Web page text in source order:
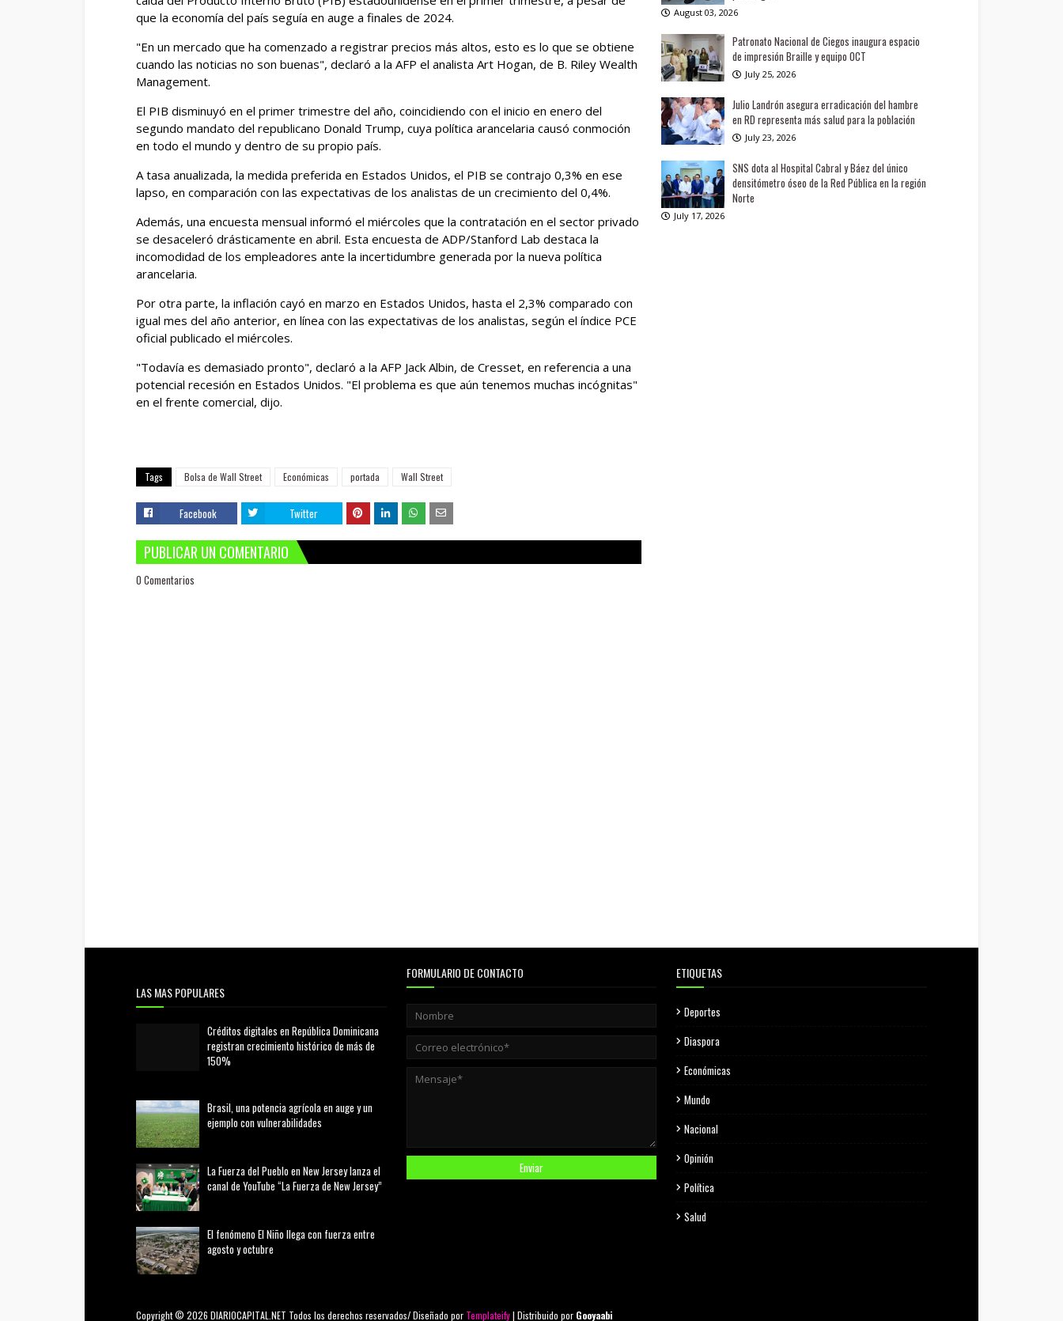
que la economía del país seguía en auge a finales de 2024.
"En un mercado que ha comenzado a registrar precios más altos, esto es lo que se obtiene
cuando las noticias no son buenas", declaró a la AFP el analista Art Hogan, de B. Riley Wealth
Management.
El PIB disminuyó en el primer trimestre del año, coincidiendo con el inicio en enero del
segundo mandato del republicano Donald Trump, cuya política arancelaria causó conmoción
en todo el mundo y dentro de su propio país.
A tasa anualizada, la medida preferida en Estados Unidos, el PIB se contrajo 0,3% en ese
lapso, en comparación con las expectativas de los analistas de un crecimiento del 0,4%.
Además, una encuesta mensual informó el miércoles que la contratación en el sector privado
se desaceleró drásticamente en abril. Esta encuesta de ADP/Stanford Lab destaca la
incomodidad de los empleadores ante la incertidumbre generada por la nueva política
arancelaria.
Por otra parte, la inflación cayó en marzo en Estados Unidos, hasta el 2,3% comparado con
igual mes del año anterior, en línea con las expectativas de los analistas, según el índice PCE
oficial publicado el miércoles.
"Todavía es demasiado pronto", declaró a la AFP Jack Albin, de Cresset, en referencia a una
potencial recesión en Estados Unidos. "El problema es que aún tenemos muchas incógnitas"
en el frente comercial, dijo.
Tags Bolsa de Wall Street Económicas portada Wall Street
Facebook Twitter
PUBLICAR UN COMENTARIO
0 Comentarios
August 03, 2026
Patronato Nacional de Ciegos inaugura espacio
de impresión Braille y equipo OCT
July 25, 2026
Julio Landrón asegura erradicación del hambre
en RD representa más salud para la población
July 23, 2026
SNS dota al Hospital Cabral y Báez del único
densitómetro óseo de la Red Pública en la región
Norte
July 17, 2026
LAS MAS POPULARES
Créditos digitales en República Dominicana
registran crecimiento histórico de más de
150%
Brasil, una potencia agrícola en auge y un
ejemplo con vulnerabilidades
La Fuerza del Pueblo en New Jersey lanza el
canal de YouTube “La Fuerza de New Jersey”
El fenómeno El Niño llega con fuerza entre
agosto y octubre
FORMULARIO DE CONTACTO ETIQUETAS
Deportes
Diaspora
Económicas
Mundo
Nacional
Opinión
Política
Salud
Copyright © 2026 DIARIOCAPITAL.NET Todos los derechos reservados/ Diseñado por Templateify| Distribuido por Gooyaabi